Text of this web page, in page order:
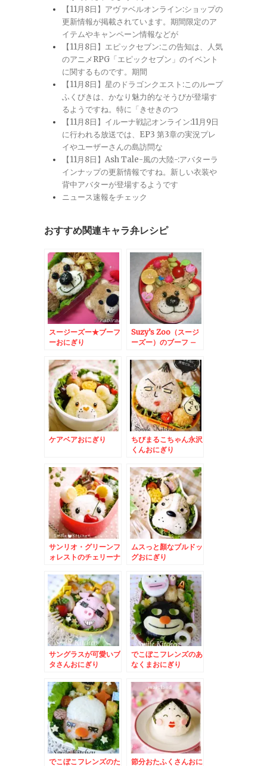
【11月8日】アヴァベルオンライン:ショップの
更新情報が掲載されています。期間限定のア
イテムやキャンペーン情報などが
【11月8日】エピックセブン:この告知は、人気
のアニメRPG「エピックセブン」のイベント
に関するものです。期間
【11月8日】星のドラゴンクエスト:このループ
ふくびきは、かなり魅力的なそうびが登場す
るようですね。特に「きせきのつ
【11月8日】イルーナ戦記オンライン:11月9日
に行われる放送では、EP3 第3章の実況プレ
イやユーザーさんの島訪問な
【11月8日】Ash Tale-風の大陸-:アバターラ
インナップの更新情報ですね。新しい衣装や
背中アバターが登場するようです
ニュース速報をチェック
おすすめ関連キャラ弁レシピ
スージーズー★ブーフ
ーおにぎり
Suzy’s Zoo（スージ
ーズー）のブーフ –
ケアベアおにぎり
ちびまるこちゃん永沢
くんおにぎり
サンリオ・グリーンフ
ォレストのチェリーナ
ムスっと顏なブルドッ
グおにぎり
サングラスが可愛いブ
タさんおにぎり
でこぼこフレンズのあ
なくまおにぎり
でこぼこフレンズのた
節分おたふくさんおに